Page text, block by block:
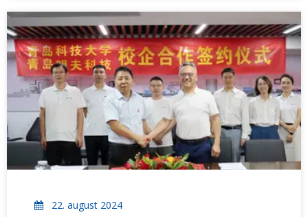
design. Med intelligent automatisering, vedvarende
energisystemer og on-site wellness-tjenester til
medarbejdere og partnere sætter LAF et nyt
benchmark for bæredygtig logistik og flexitank-
fremstilling.
22. august 2024